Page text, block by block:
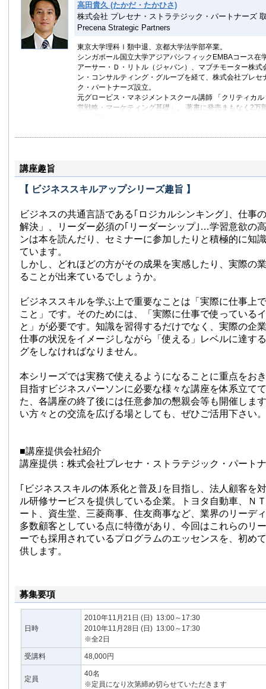
高田貴久 (たかだ・たかひさ)
株式会社 プレセナ・ストラテジック・パートナーズ
Precena Strategic Partners
東京大学理科Ⅰ類中退、京都大学法学部卒業。
シンガポール国立大学アジアパシフィックEMBAコース在
アーサー・Ｄ・リトル（ジャパン）、マブチモーター株式
ン・コンサルティング・グループを経て、株式会社プレセ
ク・パートナーズ設立。
元グロービス・マネジメントスクール講師 「クリティカ
営戦略・マーケティング基礎」。 著書に発売まもなく2万
への寄稿も多数。
株式会社プレセナ･ストラテジック・パートナーズ
講座趣旨
【 ビジネススキルアップシリーズ趣旨 】
ビジネスの共通言語である｢ロジカルシンキング｣、仕事
解決」、リーダー必須の｢リーダーシップ｣…学習意欲の
ンは本を読んだり、セミナーに参加したりと積極的に知
ています。
しかし、どれほどの方がその成果を実感したり、実際の
ることが出来ているでしょうか。
ビジネススキルを学ぶ上で重要なことは「実際に仕事上
こと」です。そのためには、「実際に仕事で使っている
と」が必要です。知識を習得するだけでなく、実際の企
仕事の状況をイメージしながら「使える」レベルに達す
グをしなければなりません。
本シリーズでは実務で使えるようになることに重点をお
目指すビジネスパーソンに必要な様々な講座を体系立て
た、各講座の終了後には任意参加の懇親会等も開催しま
い方々との交流を広げる場としても、ぜひご活用下さい。
■講座提供会社紹介
講座提供：株式会社プレセナ・ストラテジック・パート
｢ビジネススキルの体系化と普及｣を目指し、法人顧客を
ル研修サービスを提供している企業。トヨタ自動車、Ｎ
ート、資生堂、三菱商事、住友商事など、業界のリーデ
多数顧客としている点に特徴があり、今回はこれらのリ
ーでも採用されているプログラムのエッセンスを、初め
供します。
募集要項
日時
2010年11月21日 (日) 13:00～17:30
2010年11月28日 (日) 13:00～17:30
※全2日
受講料 48,000円
定員
40名
※定員になり次第締め切らせていただきます